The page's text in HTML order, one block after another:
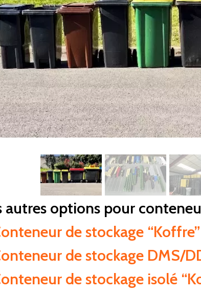
autres options pour
de stockage “Koffre”
de stockage DMS/
de stockage isolé